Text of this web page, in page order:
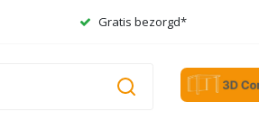
Gratis bezorgd*